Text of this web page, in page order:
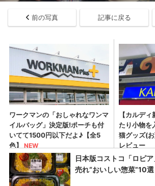
前の写真 記事に戻る